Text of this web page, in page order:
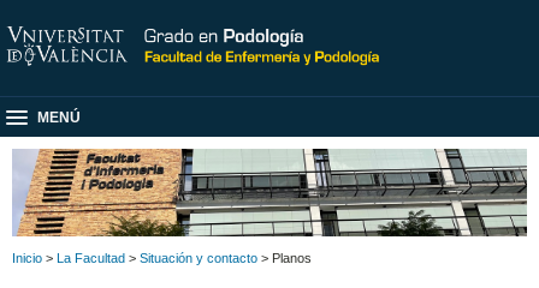
MENÚ
Inicio > La Facultad > Situación y contacto > Planos